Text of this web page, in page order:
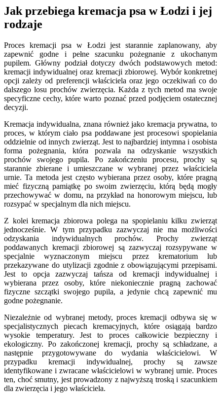
Jak przebiega kremacja psa w Łodzi i jej
rodzaje
Proces kremacji psa w Łodzi jest starannie zaplanowany, aby
zapewnić godne i pełne szacunku pożegnanie z ukochanym
pupilem. Główny podział dotyczy dwóch podstawowych metod:
kremacji indywidualnej oraz kremacji zbiorowej. Wybór konkretnej
opcji zależy od preferencji właściciela oraz jego oczekiwań co do
dalszego losu prochów zwierzęcia. Każda z tych metod ma swoje
specyficzne cechy, które warto poznać przed podjęciem ostatecznej
decyzji.
Kremacja indywidualna, znana również jako kremacja prywatna, to
proces, w którym ciało psa poddawane jest procesowi spopielania
oddzielnie od innych zwierząt. Jest to najbardziej intymna i osobista
forma pożegnania, która pozwala na odzyskanie wszystkich
prochów swojego pupila. Po zakończeniu procesu, prochy są
starannie zbierane i umieszczane w wybranej przez właściciela
urnie. Ta metoda jest często wybierana przez osoby, które pragną
mieć fizyczną pamiątkę po swoim zwierzęciu, którą będą mogły
przechowywać w domu, na przykład na honorowym miejscu, lub
rozsypać w specjalnym dla nich miejscu.
Z kolei kremacja zbiorowa polega na spopielaniu kilku zwierząt
jednocześnie. W tym przypadku zazwyczaj nie ma możliwości
odzyskania indywidualnych prochów. Prochy zwierząt
poddawanych kremacji zbiorowej są zazwyczaj rozsypywane w
specjalnie wyznaczonym miejscu przez krematorium lub
przekazywane do utylizacji zgodnie z obowiązującymi przepisami.
Jest to opcja zazwyczaj tańsza od kremacji indywidualnej i
wybierana przez osoby, które niekoniecznie pragną zachować
fizyczne szczątki swojego pupila, a jedynie chcą zapewnić mu
godne pożegnanie.
Niezależnie od wybranej metody, proces kremacji odbywa się w
specjalistycznych piecach kremacyjnych, które osiągają bardzo
wysokie temperatury. Jest to proces całkowicie bezpieczny i
ekologiczny. Po zakończonej kremacji, prochy są schładzane, a
następnie przygotowywane do wydania właścicielowi. W
przypadku kremacji indywidualnej, prochy są zawsze
identyfikowane i zwracane właścicielowi w wybranej urnie. Proces
ten, choć smutny, jest prowadzony z najwyższą troską i szacunkiem
dla zwierzęcia i jego właściciela.